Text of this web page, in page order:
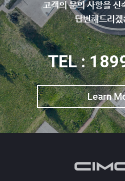
고객의 문의 사항을 신
답변해드리
TEL :
Learn